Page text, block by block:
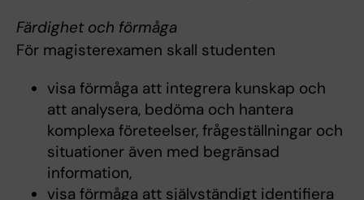
Färdighet och förmåga
För magisterexamen skall studenten
visa förmåga att integrera kunskap och
att analysera, bedöma och hantera
komplexa företeelser, frågeställningar och
situationer även med begränsad
information,
visa förmåga att självständigt identifiera